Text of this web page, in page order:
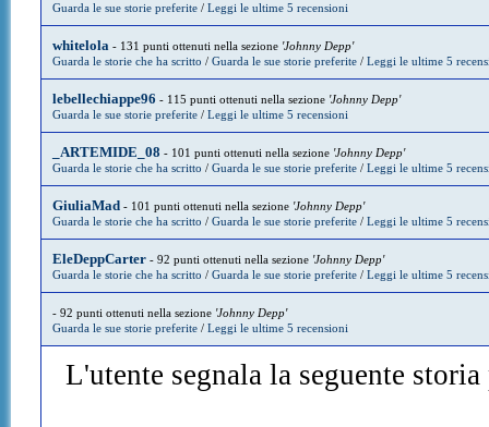
Guarda le sue storie preferite/ Leggi le ultime 5 recensioni
whitelola - 131 punti ottenuti nella sezione 'Johnny Depp'
Guarda le storie che ha scritto / Guarda le sue storie preferite/ Leggi le ultime 5
lebellechiappe96 - 115 punti ottenuti nella sezione 'Johnny Depp'
Guarda le sue storie preferite/ Leggi le ultime 5 recensioni
_ARTEMIDE_08 - 101 punti ottenuti nella sezione 'Johnny Depp'
Guarda le storie che ha scritto / Guarda le sue storie preferite/ Leggi le ultime 5
GiuliaMad - 101 punti ottenuti nella sezione 'Johnny Depp'
Guarda le storie che ha scritto / Guarda le sue storie preferite/ Leggi le ultime 5
EleDeppCarter- 92 punti ottenuti nella sezione 'Johnny Depp'
Guarda le storie che ha scritto / Guarda le sue storie preferite/ Leggi le ultime 5
- 92 punti ottenuti nella sezione 'Johnny Depp'
Guarda le sue storie preferite/ Leggi le ultime 5 recensioni
L'utente segnala la seguente